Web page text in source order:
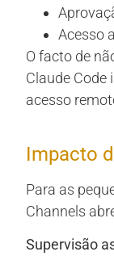
Acesso
O facto de
Claude Code
acesso
Impacto
Para as
Channels
Supervisão